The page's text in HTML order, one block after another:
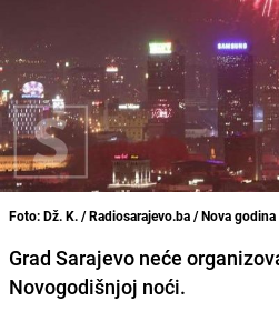
Foto: Dž. K. / Radiosarajevo.ba / Nova godina
Grad Sarajevo neće
Novogodišnjoj noći.